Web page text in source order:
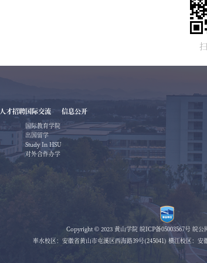
人才招聘国际交流
国际教育学院
出国留学
Study In HSU
对外合作办学
信息公开
Copyright © 2023 黄山学院 皖ICP备05003567号 皖公
率水校区：安徽省黄山市屯溪区西海路39号(245041) 横江校区：安